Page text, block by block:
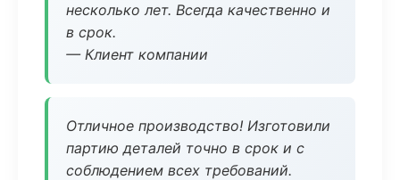
несколько лет. Всегда качественно и
в срок.
— Клиент компании
Отличное производство! Изготовили
партию деталей точно в срок и с
соблюдением всех требований.